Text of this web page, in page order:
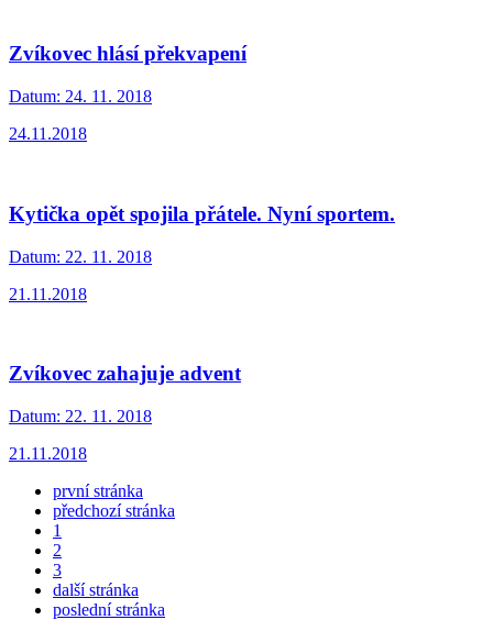
Zvíkovec hlásí překvapení
Datum: 24. 11. 2018
24.11.2018
Kytička opět spojila přátele. Nyní sportem.
Datum: 22. 11. 2018
21.11.2018
Zvíkovec zahajuje advent
Datum: 22. 11. 2018
21.11.2018
první stránka
předchozí stránka
1
2
3
další stránka
poslední stránka